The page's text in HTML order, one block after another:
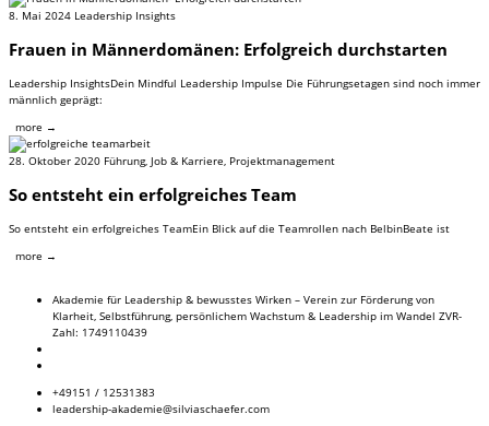
8. Mai 2024 Leadership Insights
Frauen in Männerdomänen: Erfolgreich durchstarten
Leadership InsightsDein Mindful Leadership Impulse Die Führungsetagen sind noch immer
männlich geprägt:
more →
28. Oktober 2020 Führung, Job & Karriere Projektmanagement
So entsteht ein erfolgreiches Team
So entsteht ein erfolgreiches TeamEin Blick auf die Teamrollen nach BelbinBeate ist
more →
Akademie für Leadership & bewusstes Wirken – Verein zur Förderung von
Klarheit, Selbstführung, persönlichem Wachstum & Leadership im Wandel ZVR-
Zahl: 1749110439
+49151 / 12531383
leadership-akademie@silviaschaefer.com